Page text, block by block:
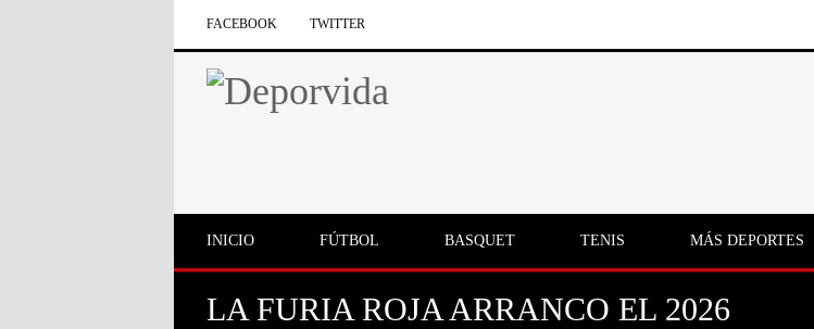
FACEBOOK TWITTER
INICIO FÚTBOL BASQUET TENIS MÁS DEPORTES
LA FURIA ROJA ARRANCO EL 2026